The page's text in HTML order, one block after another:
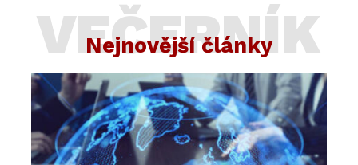
Nejnovější články
VEČERNÍK